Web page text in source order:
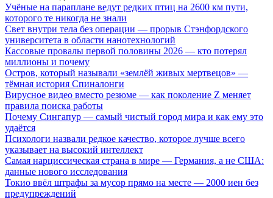
Учёные на параплане ведут редких птиц на 2600 км пути,
которого те никогда не знали
Свет внутри тела без операции — прорыв Стэнфордского
университета в области нанотехнологий
Кассовые провалы первой половины 2026 — кто потерял
миллионы и почему
Остров, который называли «землёй живых мертвецов» —
тёмная история Спиналонги
Вирусное видео вместо резюме — как поколение Z меняет
правила поиска работы
Почему Сингапур — самый чистый город мира и как ему это
удаётся
Психологи назвали редкое качество, которое лучше всего
указывает на высокий интеллект
Самая нарциссическая страна в мире — Германия, а не США:
данные нового исследования
Токио ввёл штрафы за мусор прямо на месте — 2000 иен без
предупреждений